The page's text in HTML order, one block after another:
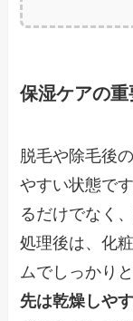
保湿ケアの重
脱毛や除毛後
やすい状態で
るだけでなく
処理後は、化
ムでしっかり
先は乾燥しや